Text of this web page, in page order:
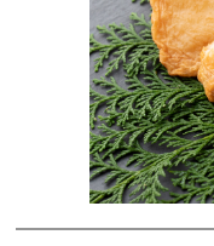
蒲鉾屋さんのコロッケ
天ぷら＆その他